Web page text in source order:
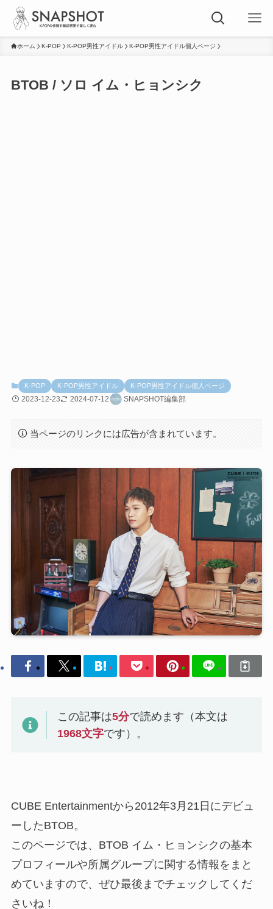
ホーム K-POP K-POP男性アイドル K-POP男性アイドル個人ページ
BTOB / ソロ イム・ヒョンシク
K-POP K-POP男性アイドル K-POP男性アイドル個人ページ
2023-12-23 2024-07-12 SNAPSHOT編集部
当ページのリンクには広告が含まれています。
この記事は5分で読めます（本文は
1968文字です）。
CUBE Entertainmentから2012年3月21日にデビュ
ーしたBTOB。
このページでは、BTOB イム・ヒョンシクの基本
プロフィールや所属グループに関する情報をまと
めていますので、ぜひ最後までチェックしてくだ
さいね！